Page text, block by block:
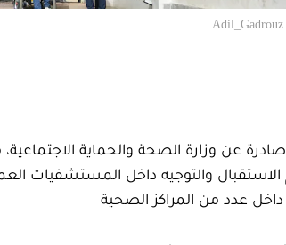
عن وزارة الصحة والحماية
والتوجيه داخل المستشفيات
عدد من المراكز الصحية